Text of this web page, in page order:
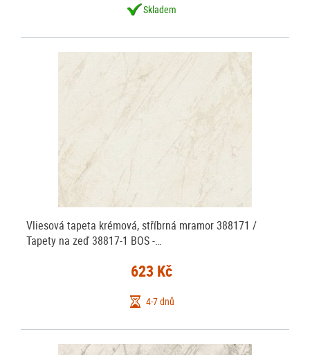
Skladem
Vliesová tapeta krémová, stříbrná mramor 388171 /
Tapety na zeď 38817-1 BOS -…
623 Kč
4-7 dnů